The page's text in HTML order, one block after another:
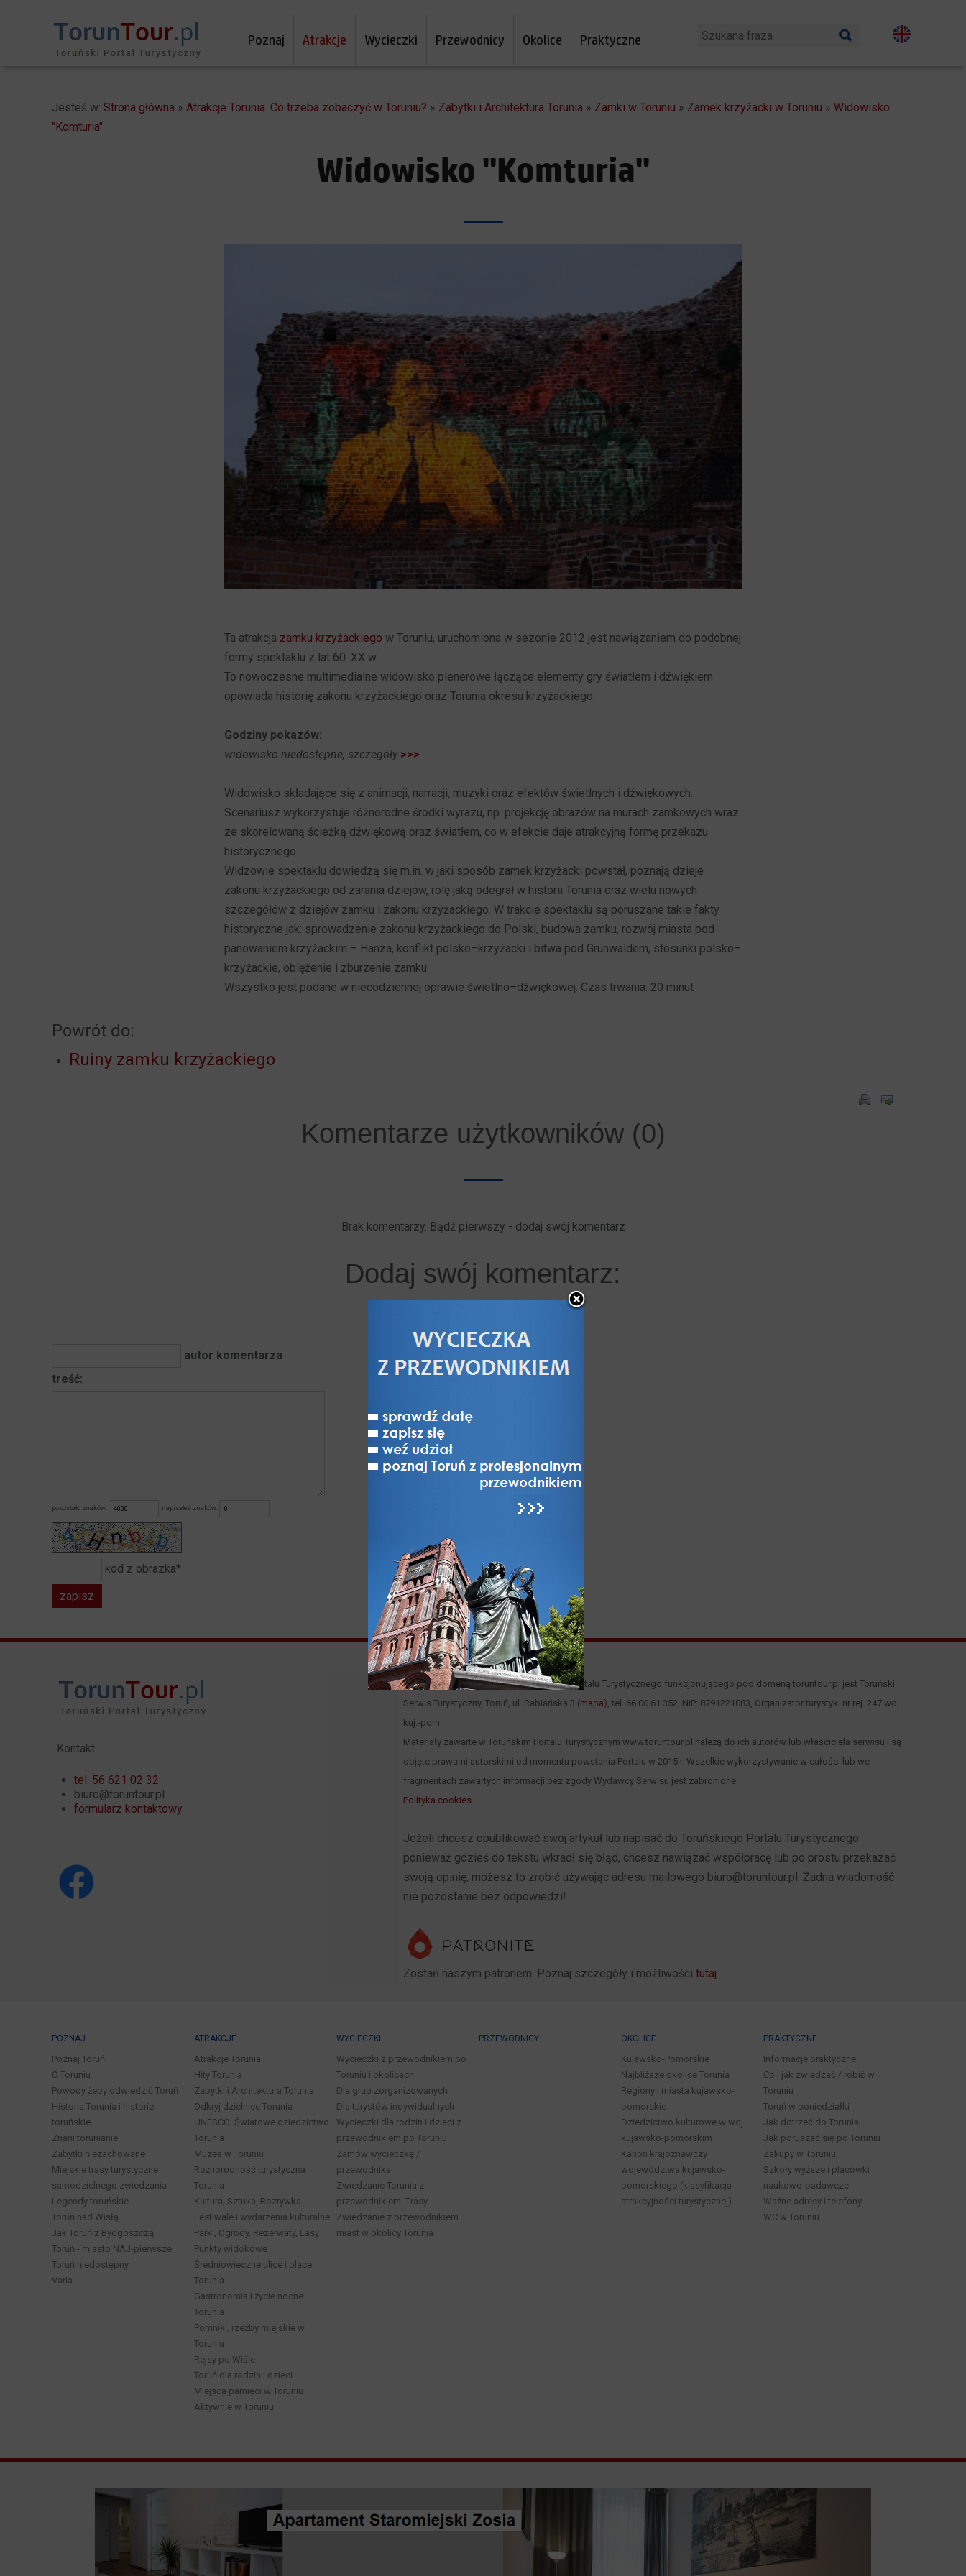
Poznaj Atrakcje Wycieczki Przewodnicy Okolice Praktyczne
Jesteś w: Strona główna » Atrakcje Torunia. Co trzeba zobaczyć w Toruniu? » Zabytki i Architektura Torunia » Zamki w Toruniu » Zamek krzyżacki w Toruniu » Widowisko
"Komturia"
Widowisko "Komturia"
Ta atrakcja zamku krzyżackiego w Toruniu, uruchomiona w sezonie 2012 jest nawiązaniem do podobnej
formy spektaklu z lat 60. XX w.
To nowoczesne multimedialne widowisko plenerowe łączące elementy gry światłem i dźwiękiem
opowiada historię zakonu krzyżackiego oraz Torunia okresu krzyżackiego.
Godziny pokazów:
widowisko niedostępne, szczegóły >>>
Widowisko składające się z animacji, narracji, muzyki oraz efektów świetlnych i dźwiękowych.
Scenariusz wykorzystuje różnorodne środki wyrazu, np. projekcję obrazów na murach zamkowych wraz
ze skorelowaną ścieżką dźwiękową oraz światłem, co w efekcie daje atrakcyjną formę przekazu
historycznego.
Widzowie spektaklu dowiedzą się m.in. w jaki sposób zamek krzyżacki powstał, poznają dzieje
zakonu krzyżackiego od zarania dziejów, rolę jaką odegrał w historii Torunia oraz wielu nowych
szczegółów z dziejów zamku i zakonu krzyżackiego. W trakcie spektaklu są poruszane takie fakty
historyczne jak: sprowadzenie zakonu krzyżackiego do Polski, budowa zamku, rozwój miasta pod
panowaniem krzyżackim – Hanza, konflikt polsko–krzyżacki i bitwa pod Grunwaldem, stosunki polsko–
krzyżackie, oblężenie i zburzenie zamku.
Wszystko jest podane w niecodziennej oprawie świetlno–dźwiękowej. Czas trwania: 20 minut
Powrót do:
Ruiny zamku krzyżackiego
Komentarze użytkowników (0)
Brak komentarzy. Bądź pierwszy - dodaj swój komentarz
Dodaj swój komentarz:
autor komentarza
treść:
pozostało znaków: napisałeś znaków:
kod z obrazka*
Kontakt
tel. 56 621 02 32
biuro@toruntour.pl
formularz kontaktowy
Właścicielem i operatorem Toruńskiego Portalu Turystycznego funkcjonującego pod domeną toruntour.pl jest Toruński
Serwis Turystyczny, Toruń, ul. Rabiańska 3 (mapa), tel. 66 00 61 352, NIP: 8791221083, Organizator turystyki nr rej. 247 woj.
kuj.-pom.
Materiały zawarte w Toruńskim Portalu Turystycznym www.toruntour.pl należą do ich autorów lub właściciela serwisu i są
objęte prawami autorskimi od momentu powstania Portalu w 2015 r. Wszelkie wykorzystywanie w całości lub we
fragmentach zawartych informacji bez zgody Wydawcy Serwisu jest zabronione.
Polityka cookies
Jeżeli chcesz opublikować swój artykuł lub napisać do Toruńskiego Portalu Turystycznego
ponieważ gdzieś do tekstu wkradł się błąd, chcesz nawiązać współpracę lub po prostu przekazać
swoją opinię, możesz to zrobić używając adresu mailowego biuro@toruntour.pl. Żadna wiadomość
nie pozostanie bez odpowiedzi!
Zostań naszym patronem. Poznaj szczegóły i możliwości tutaj
POZNAJ
Poznaj Toruń
O Toruniu
Powody żeby odwiedzić Toruń
Historia Torunia i historie
toruńskie
Znani torunianie
Zabytki niezachowane
Miejskie trasy turystyczne
samodzielnego zwiedzania
Legendy toruńskie
Toruń nad Wisłą
Jak Toruń z Bydgoszczą
Toruń - miasto NAJ-pierwsze
Toruń niedostępny
Varia
ATRAKCJE
Atrakcje Torunia
Hity Torunia
Zabytki i Architektura Torunia
Odkryj dzielnice Torunia
UNESCO: Światowe dziedzictwo
Torunia
Muzea w Toruniu
Różnorodność turystyczna
Torunia
Kultura, Sztuka, Rozrywka
Festiwale i wydarzenia kulturalne
Parki, Ogrody, Rezerwaty, Lasy
Punkty widokowe
Średniowieczne ulice i place
Torunia
Gastronomia i życie nocne
Torunia
Pomniki, rzeźby miejskie w
Toruniu
Rejsy po Wiśle
Toruń dla rodzin i dzieci
Miejsca pamięci w Toruniu
Aktywnie w Toruniu
WYCIECZKI
Wycieczki z przewodnikiem po
Toruniu i okolicach
Dla grup zorganizowanych
Dla turystów indywidualnych
Wycieczki dla rodzin i dzieci z
przewodnikiem po Toruniu
Zamów wycieczkę /
przewodnika
Zwiedzanie Torunia z
przewodnikiem. Trasy
Zwiedzanie z przewodnikiem
miast w okolicy Torunia
PRZEWODNICY OKOLICE
Kujawsko-Pomorskie
Najbliższe okolice Torunia
Regiony i miasta kujawsko-
pomorskie
Dziedzictwo kulturowe w woj.
kujawsko-pomorskim
Kanon krajoznawczy
województwa kujawsko-
pomorskiego (klasyfikacja
atrakcyjności turystycznej)
PRAKTYCZNE
Informacje praktyczne
Co i jak zwiedzać / robić w
Toruniu
Toruń w poniedziałki
Jak dotrzeć do Torunia
Jak poruszać się po Toruniu
Zakupy w Toruniu
Szkoły wyższe i placówki
naukowo-badawcze
Ważne adresy i telefony
WC w Toruniu